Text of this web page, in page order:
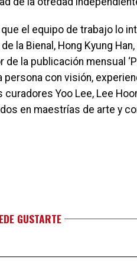
el equipo de trabajo lo
la Bienal, Hong Kyung
la publicación mensual
persona con visión,
Yoo Lee, Lee
en maestrías de arte y
GUSTARTE